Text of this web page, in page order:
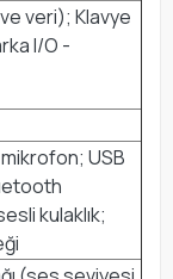
veri); Klavye
I/O -
USB
kulaklık;